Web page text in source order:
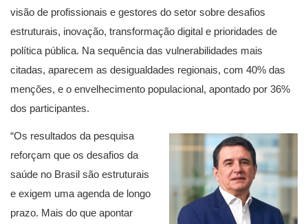
visão de profissionais e gestores do setor sobre desafios
estruturais, inovação, transformação digital e prioridades de
política pública. Na sequência das vulnerabilidades mais
citadas, aparecem as desigualdades regionais, com 40% das
menções, e o envelhecimento populacional, apontado por 36%
dos participantes.
“Os resultados da pesquisa
reforçam que os desafios da
saúde no Brasil são estruturais
e exigem uma agenda de longo
prazo. Mais do que apontar